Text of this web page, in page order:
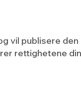
vil publisere
rettighetene